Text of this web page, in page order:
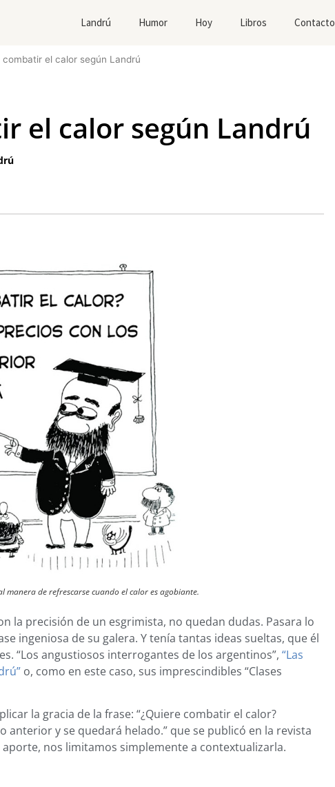
Landrú Humor Hoy Libros Contacto
combatir el calor según Landrú
el calor según Landrú
manera de refrescarse cuando el calor es agobiante.
la precisión de un esgrimista, no quedan dudas. Pasara lo
ingeniosa de su galera. Y tenía tantas ideas sueltas, que él
“Los angustiosos interrogantes de los argentinos”,“Las
o, como en este caso, sus imprescindibles “Clases
la gracia de la frase: “¿Quiere combatir el calor?
anterior y se quedará helado.” que se publicó en la revista
aporte, nos limitamos simplemente a contextualizarla.